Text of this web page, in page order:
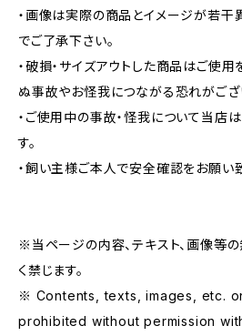
・画像は実際の商品とイメージが若干
でご了承下さい。
・破損・サイズアウトした商品はご使用
ぬ事故やお怪我につながる恐れがござ
・ご使用中の事故・怪我について当店
す。
・飼い主様ご本人で安全確認をお願い
※当ページの内容、テキスト、画像等
く禁じます。
※ Contents, texts, images, etc.
prohibited without permission